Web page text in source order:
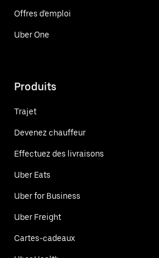
Offres d'emploi
Uber One
Produits
Trajet
Devenez chauffeur
Effectuez des livraisons
Uber Eats
Uber for Business
Uber Freight
Cartes-cadeaux